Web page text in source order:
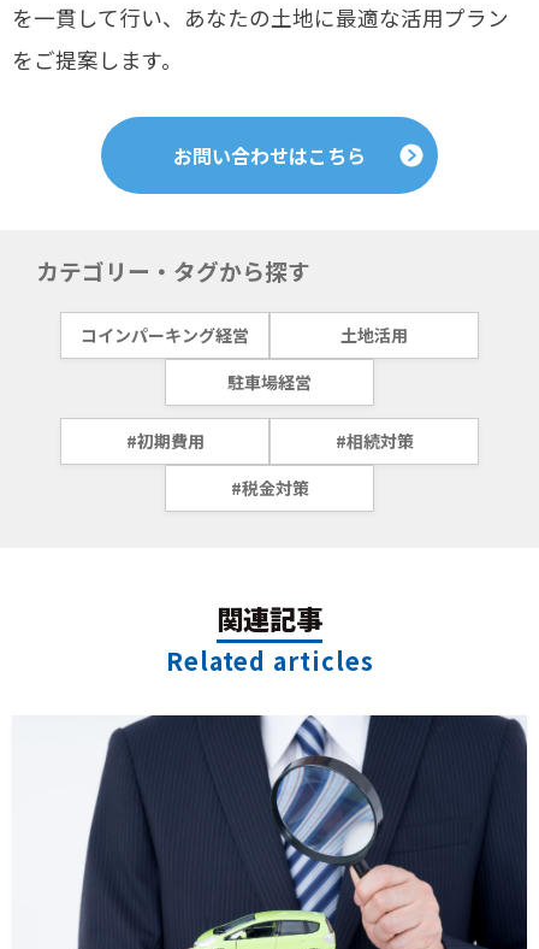
を一貫して行い、あなたの土地に最適な活用プラン
をご提案します。
お問い合わせはこちら
カテゴリー・タグから探す
コインパーキング経営
土地活用
駐車場経営
#初期費用
#相続対策
#税金対策
関連記事
Related articles